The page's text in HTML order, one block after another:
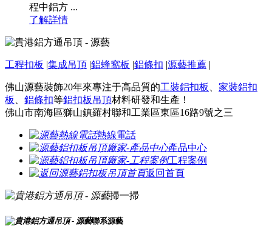
程中鋁方 ...
了解詳情
工程扣板 |集成吊頂 |鋁蜂窩板 |鋁條扣 |源藝推薦 |
佛山源藝裝飾20年來專注于高品質的工裝鋁扣板
家裝鋁扣
板
鋁條扣等鋁扣板吊頂材料研發和生產！
佛山市南海區獅山鎮羅村聯和工業區東區16路9號之三
熱線電話
產品中心
工程案例
返回首頁
掃一掃
聯系源藝